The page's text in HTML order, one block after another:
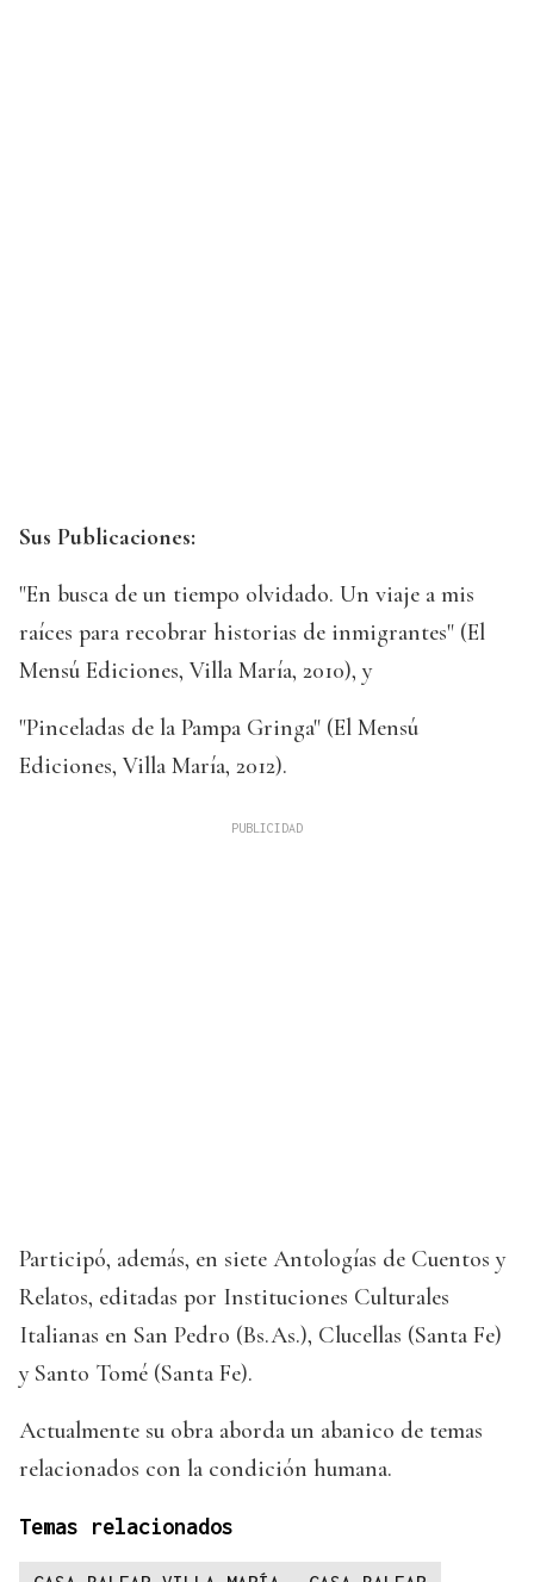
Sus Publicaciones:
"En busca de un tiempo olvidado. Un viaje a mis
raíces para recobrar historias de inmigrantes" (El
Mensú Ediciones, Villa María, 2010), y
"Pinceladas de la Pampa Gringa" (El Mensú
Ediciones, Villa María, 2012).
Participó, además, en siete Antologías de Cuentos y
Relatos, editadas por Instituciones Culturales
Italianas en San Pedro (Bs.As.), Clucellas (Santa Fe)
y Santo Tomé (Santa Fe).
Actualmente su obra aborda un abanico de temas
relacionados con la condición humana.
Temas relacionados